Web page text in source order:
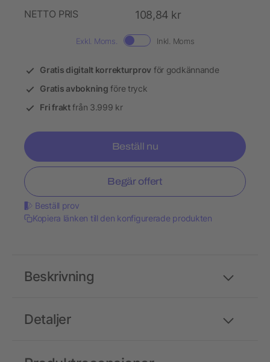
NETTO PRIS
108,84 kr
Exkl. Moms. Inkl. Moms
Gratis digitalt korrekturprov för godkännande
Gratis avbokning före tryck
Fri fraktfrån 3.999 kr
Beställ nu
Begär offert
Beställ prov
Kopiera länken till den konfigurerade produkten
Detaljer
Beskrivning